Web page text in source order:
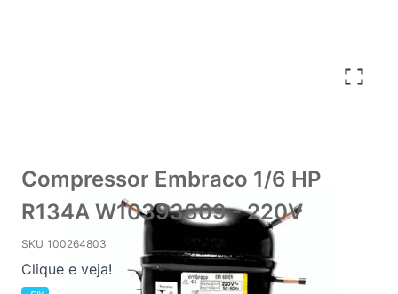
Compressor Embraco 1/6 HP
R134A W10393809 - 220V
SKU 100264803
Clique e veja!